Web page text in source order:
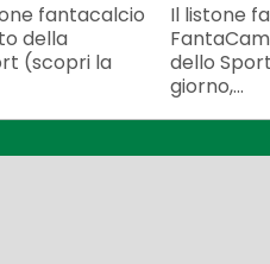
fantacalcio
della
(scopri la
Il listone
dello
giorno,...